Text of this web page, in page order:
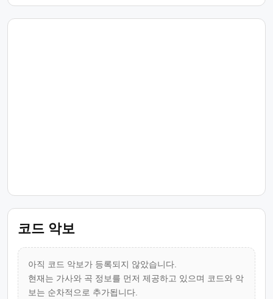
코드 악보
아직 코드 악보가 등록되지 않았습니다.
현재는 가사와 곡 정보를 먼저 제공하고 있으며 코드와 악
보는 순차적으로 추가됩니다.